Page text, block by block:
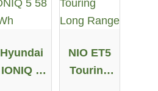
Hyundai
IONIQ 5
NIO ET5
Touring